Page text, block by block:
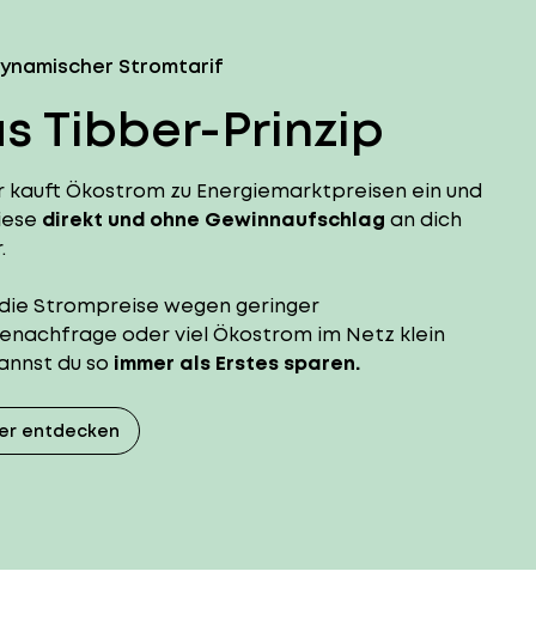
Stromtarif
Tibber-Prinzip
kauft Ökostrom zu Energiemarktpreisen ein und
direkt und ohne Gewinnaufschlag an dich
Strompreise wegen geringer
oder viel Ökostrom im Netz klein
du so immer als Erstes sparen.
entdecken